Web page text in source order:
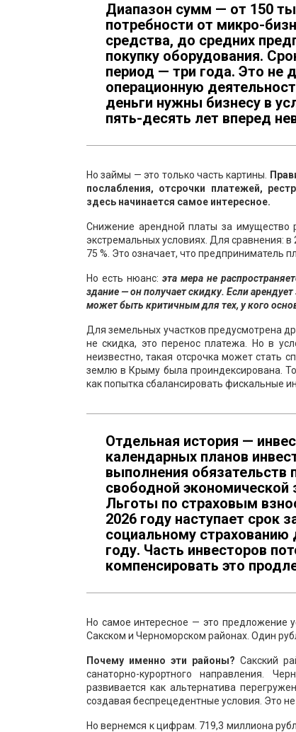
Диапазон сумм — от 150
потребности от микро-
средства, до средних
покупку оборудования.
период — три года. Это не
операционную
деньги нужны бизнесу в
пять-десять лет вперед
Но займы — это только часть картины.
послабления, отсрочки платежей,
здесь начинается самое интересное.
Снижение арендной платы за имущество
экстремальных условиях. Для сравнения:
75 %. Это означает, что предприниматель
Но есть нюанс:эта мера не
здание — он получает скидку. Если
может быть критичным для тех, у кого
Для земельных участков предусмотрена
не скидка, это перенос платежа. Но в
неизвестно, такая отсрочка может стать
землю в Крыму была проиндексирована.
как попытка сбалансировать фискальные
Отдельная история —
календарных планов
выполнения обязательств
свободной
Льготы по страховым
2026 году наступает срок
социальному страхованию
году. Часть инвесторов
компенсировать это
Но самое интересное — это предложение
Сакском и Черноморском районах. Один
Почему именно эти районы? Сакский
санаторно-курортного направления.
развивается как альтернатива
создавая беспрецедентные условия. Это
Но вернемся к цифрам. 719,3 миллиона